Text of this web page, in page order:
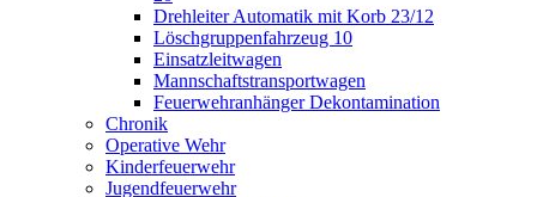
Drehleiter Automatik mit Korb 23/12
Löschgruppenfahrzeug 10
Einsatzleitwagen
Mannschaftstransportwagen
Feuerwehranhänger Dekontamination
Chronik
Operative Wehr
Kinderfeuerwehr
Jugendfeuerwehr